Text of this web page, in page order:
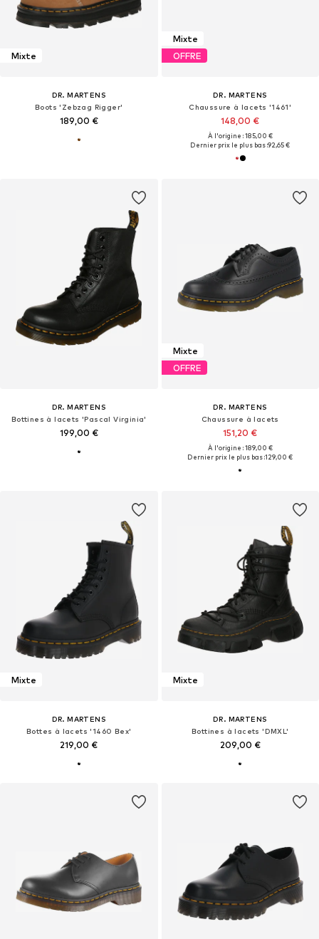
Mixte
DR. MARTENS
Boots 'Zebzag Rigger'
189,00 €
Mixte
OFFRE
DR. MARTENS
Chaussure à lacets '1461'
148,00 €
À l'origine : 185,00 €
Dernier prix le plus bas :92,65 €
DR. MARTENS
Bottines à lacets 'Pascal Virginia'
199,00 €
Mixte
OFFRE
DR. MARTENS
Chaussure à lacets
151,20 €
À l'origine : 189,00 €
Dernier prix le plus bas :129,00 €
Mixte
DR. MARTENS
Bottes à lacets '1460 Bex'
219,00 €
Mixte
DR. MARTENS
Bottines à lacets 'DMXL'
209,00 €